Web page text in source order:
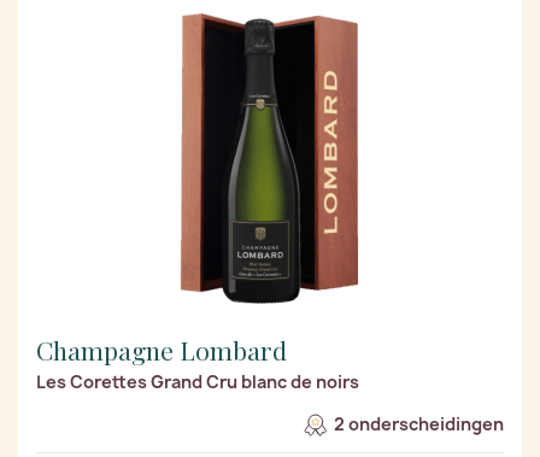
Champagne Lombard
Les Corettes Grand Cru blanc de noirs
2 onderscheidingen